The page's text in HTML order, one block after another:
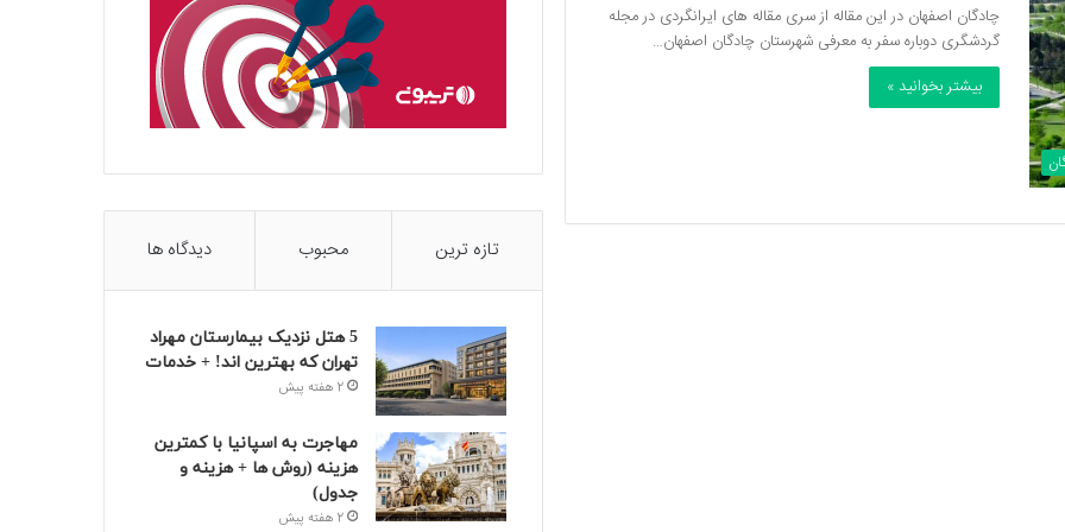
چادگان اصفهان در این مقاله از سری مقاله های ایرانگردی در مجله
گردشگری دوباره سفر به معرفی شهرستان چادگان اصفهان…
بیشتر بخوانید »
تازه ترین محبوب دیدگاه ها
5 هتل نزدیک بیمارستان مهراد
تهران که بهترین‌ اند! + خدمات
2 هفته پیش
مهاجرت به اسپانیا با کمترین
هزینه (روش ها + هزینه و
جدول)
2 هفته پیش